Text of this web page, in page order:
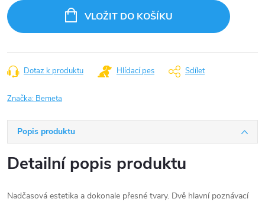
cena:
VLOŽIT DO KOŠÍKU
Dotaz k produktu Hlídací pes Sdílet
Značka: Bemeta
Popis produktu
Detailní popis produktu
Nadčasová estetika a dokonale přesné tvary. Dvě hlavní poznávací